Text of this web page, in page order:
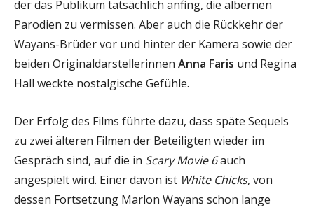
der das Publikum tatsächlich anfing, die albernen
Parodien zu vermissen. Aber auch die Rückkehr der
Wayans-Brüder vor und hinter der Kamera sowie der
beiden Originaldarstellerinnen Anna Faris und Regina
Hall weckte nostalgische Gefühle.
Der Erfolg des Films führte dazu, dass späte Sequels
zu zwei älteren Filmen der Beteiligten wieder im
Gespräch sind, auf die in Scary Movie 6auch
angespielt wird. Einer davon ist White Chicks, von
dessen Fortsetzung Marlon Wayans schon lange